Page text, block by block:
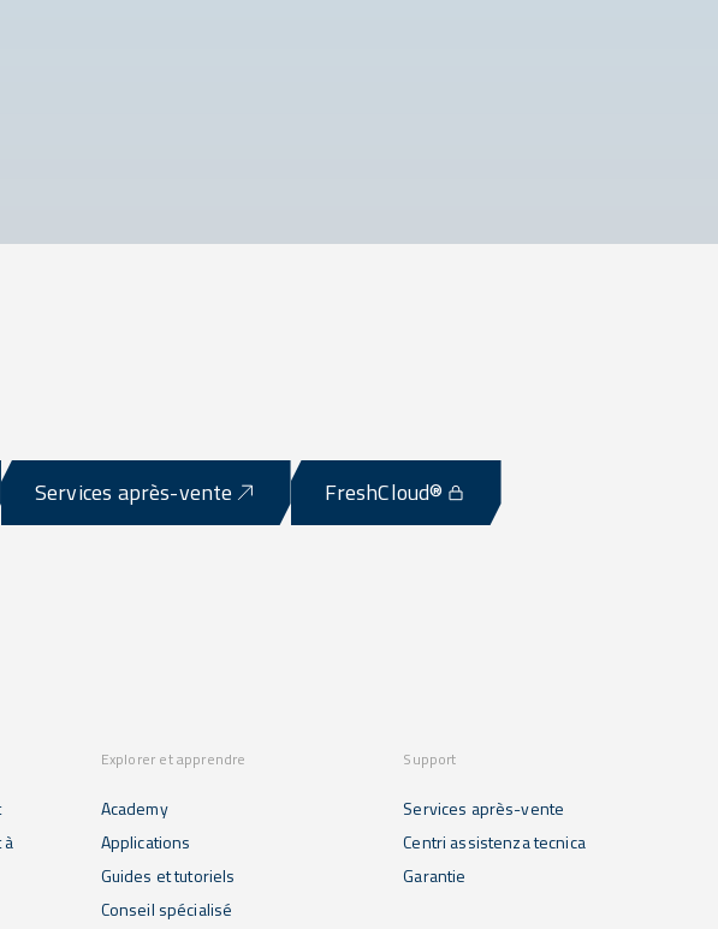
Services après-vente FreshCloud®
Explorer et apprendre
Academy
Applications
Guides et tutoriels
Conseil spécialisé
Support
Services après-vente
Centri assistenza tecnica
Garantie